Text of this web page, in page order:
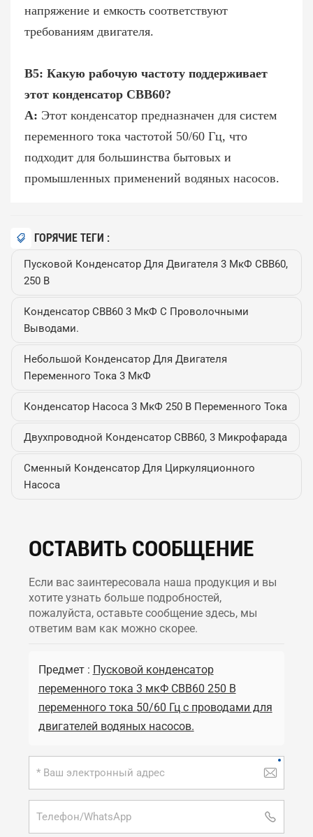
напряжение и емкость соответствуют
требованиям двигателя.
В5: Какую рабочую частоту поддерживает
этот конденсатор CBB60?
A: Этот конденсатор предназначен для систем
переменного тока частотой 50/60 Гц, что
подходит для большинства бытовых и
промышленных применений водяных насосов.
ГОРЯЧИЕ ТЕГИ :
Пусковой Конденсатор Для Двигателя 3 МкФ CBB60,
250 В
Конденсатор CBB60 3 МкФ С Проволочными
Выводами.
Небольшой Конденсатор Для Двигателя
Переменного Тока 3 МкФ
Конденсатор Насоса 3 МкФ 250 В Переменного Тока
Двухпроводной Конденсатор CBB60, 3 Микрофарада
Сменный Конденсатор Для Циркуляционного
Насоса
ОСТАВИТЬ СООБЩЕНИЕ
Если вас заинтересовала наша продукция и вы
хотите узнать больше подробностей,
пожалуйста, оставьте сообщение здесь, мы
ответим вам как можно скорее.
Предмет : Пусковой конденсатор
переменного тока 3 мкФ CBB60 250 В
переменного тока 50/60 Гц с проводами для
двигателей водяных насосов.